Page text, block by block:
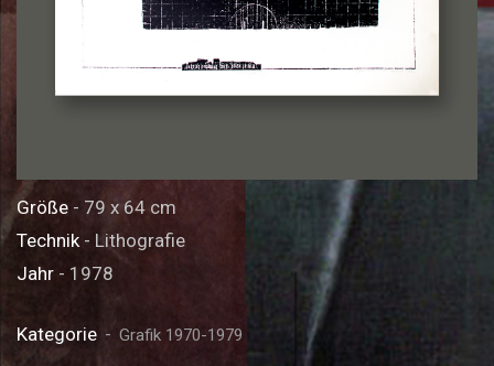
Größe - 79 x 64 cm
Technik- Lithografie
Jahr - 1978
Kategorie Grafik 1970-1979